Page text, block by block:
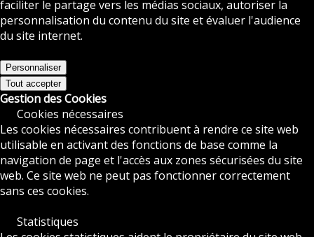
faciliter le partage vers les médias sociaux, autoriser la
personnalisation du contenu du site et évaluer l'audience
du site internet.
Personnaliser
Tout accepter
Gestion des Cookies
Cookies nécessaires
Les cookies nécessaires contribuent à rendre ce site web
utilisable en activant des fonctions de base comme la
navigation de page et l'accès aux zones sécurisées du site
web. Ce site web ne peut pas fonctionner correctement
sans ces cookies.
Statistiques